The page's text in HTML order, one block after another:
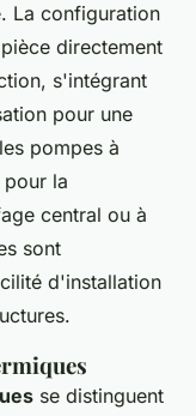
La configuration
directement
s'intégrant
pour une
pompes à
la
central ou à
sont
d'installation
se distinguent